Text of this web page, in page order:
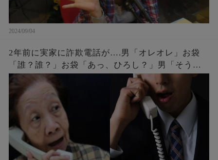
2024/09/04
2年前に実家に詐欺電話が….男「オレオレ」お袋
「誰？誰？」お袋「あっ、ひろし？」男「そうだ
よ母さん、ひろしだよ」母の驚愕な破壊力のある
返しとはw